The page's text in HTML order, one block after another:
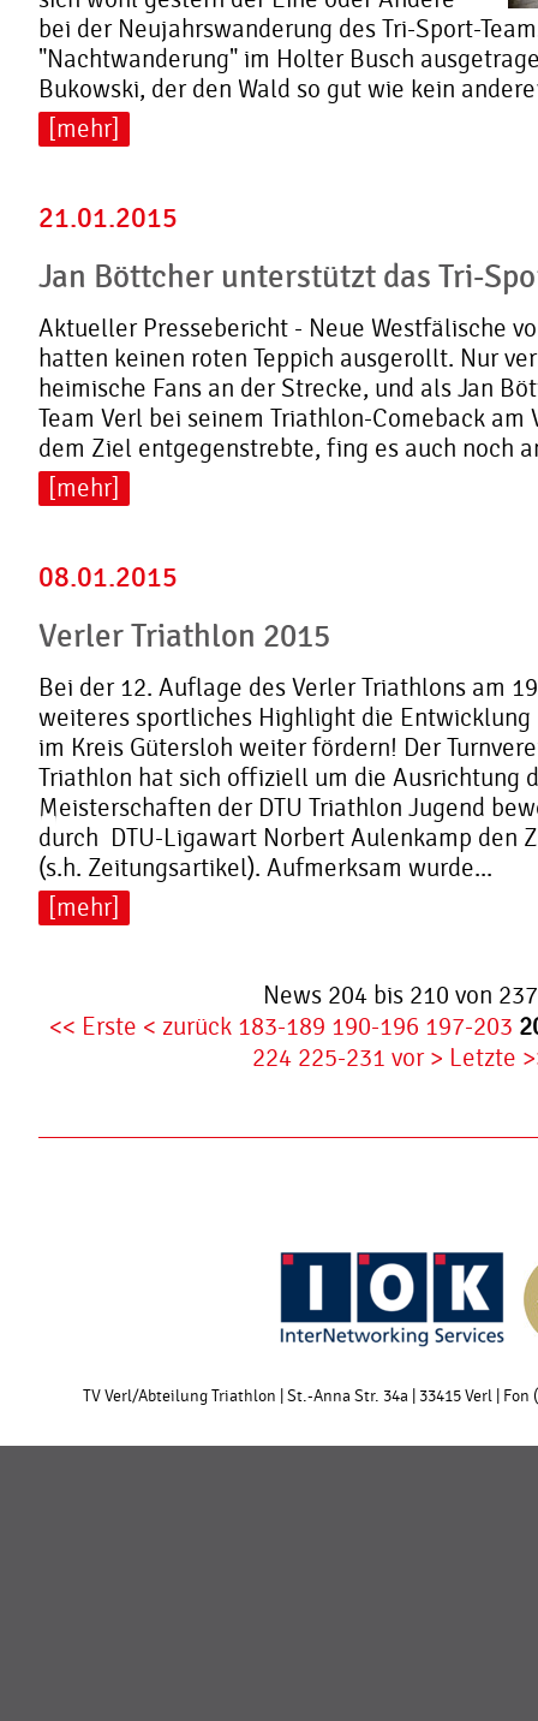
bei der Neujahrswanderung des Tri-Sport-
"Nachtwanderung" im Holter Busch
Bukowski, der den Wald so gut wie kein
[mehr]
21.01.2015
Jan Böttcher unterstützt das Tri-
Aktueller Pressebericht - Neue Westfälische
hatten keinen roten Teppich ausgerollt. Nur
heimische Fans an der Strecke, und als Jan
Team Verl bei seinem Triathlon-Comeback
dem Ziel entgegenstrebte, fing es auch noch
[mehr]
08.01.2015
Verler Triathlon 2015
Bei der 12. Auflage des Verler Triathlons am
weiteres sportliches Highlight die Entwicklung
im Kreis Gütersloh weiter fördern! Der
Triathlon hat sich offiziell um die Ausrichtung
Meisterschaften der DTU Triathlon Jugend
durch DTU-Ligawart Norbert Aulenkamp den
(s.h. Zeitungsartikel). Aufmerksam wurde...
[mehr]
News 204 bis 210 von 237
<< Erste < zurück 183-189 190-196 197-203
224 225-231 vor > Letzte
TV Verl/Abteilung Triathlon | St.-Anna Str. 34a | 33415 Verl | Fon